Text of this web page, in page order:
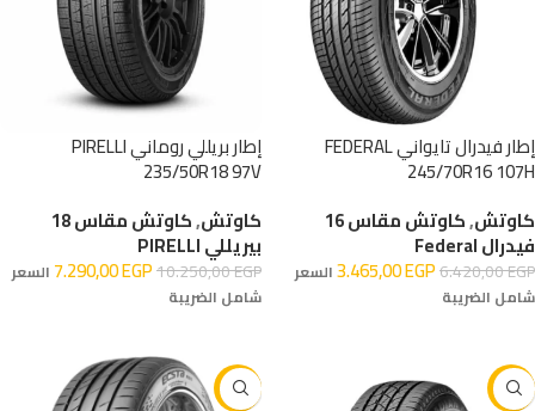
إطار فيدرال تايواني FEDERAL
245/70R16 107H
كاوتش,كاوتش مقاس 16
فيدرال Federal
6.420,00EGP
3.465,00EGP
السعر
شامل الضريبة
إطار بريللي روماني PIRELLI
235/50R18 97V
كاوتش,كاوتش مقاس 18
بيريللي PIRELLI
10.250,00EGP
7.290,00EGP
السعر
شامل الضريبة
-32%
-10%